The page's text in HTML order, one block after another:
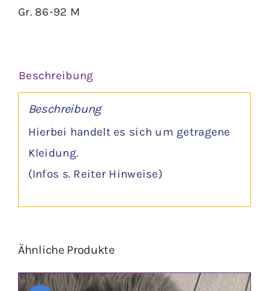
Gr. 86-92 M
Beschreibung
Beschreibung
Hierbei handelt es sich um getragene
Kleidung.
(Infos s. Reiter Hinweise)
Ähnliche Produkte